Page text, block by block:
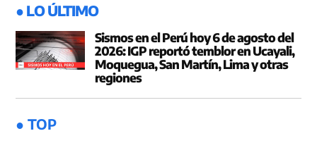
● LO ÚLTIMO
Sismos en el Perú hoy 6 de agosto del
2026: IGP reportó temblor en Ucayali,
Moquegua, San Martín, Lima y otras
regiones
● TOP